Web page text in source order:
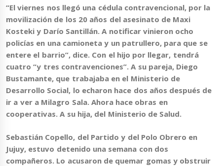
“El viernes nos llegó una cédula contravencional, por la
movilización de los 20 años del asesinato de Maxi
Kosteki y Darío Santillán. A notificar vinieron ocho
policías en una camioneta y un patrullero, para que se
entere el barrio”, dice. Con el hijo por llegar, tendrá
cuatro “y tres contravenciones”. A su pareja, Diego
Bustamante, que trabajaba en el Ministerio de
Desarrollo Social, lo echaron hace dos años después de
ir a ver a Milagro Sala. Ahora hace obras en
cooperativas. A su hija, del Ministerio de Salud.
Sebastián Copello, del Partido y del Polo Obrero en
Jujuy, estuvo detenido una semana con dos
compañeros. Lo acusaron de quemar gomas y obstruir